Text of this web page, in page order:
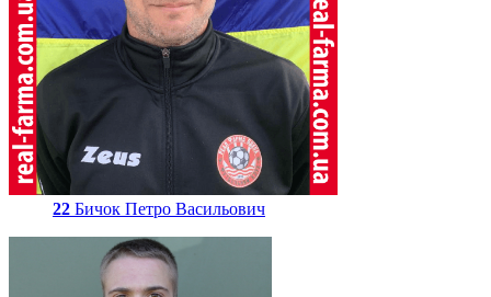
22 Бичок Петро Васильович